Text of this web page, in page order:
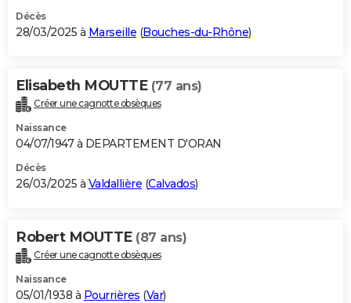
Décès
28/03/2025 à Marseille (Bouches-du-Rhône)
Elisabeth MOUTTE (77 ans)
Créer une cagnotte obsèques
Naissance
04/07/1947 à DEPARTEMENT D'ORAN
Décès
26/03/2025 à Valdallière (Calvados)
Robert MOUTTE (87 ans)
Créer une cagnotte obsèques
Naissance
05/01/1938 à Pourrières (Var)